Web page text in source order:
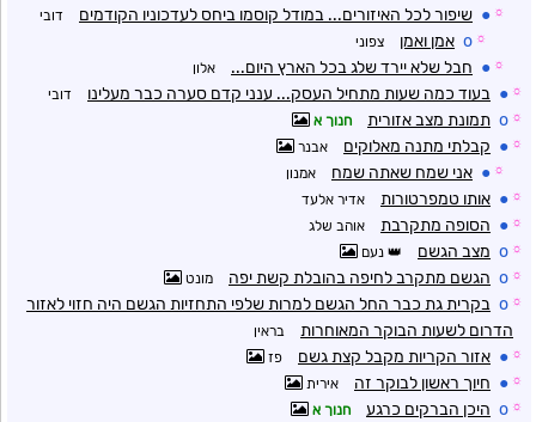
☼
● שיפור לכל האיזורים... במודל קוסמו ביחס לעדכוניו הקודמים דובי
☼
o אמן ואמן צפוני
☼
● חבל שלא יירד שלג בכל הארץ היום... אלון
☼
● בעוד כמה שעות מתחיל העסק... ענני קדם סערה כבר מעלינו דובי
☼
o תמונת מצב אזורית חנוך א
☼
● קבלתי מתנה מאלוקים אבנר
☼
● אני שמח שאתה שמח אמנון
☼
● אותו טמפרטורות אדיר אלעד
☼
● הסופה מתקרבת אוהב שלג
☼
o מצב הגשם נעם
☼
o הגשם מתקרב לחיפה בהובלת קשת יפה מונט
☼
o בקרית גת כבר החל הגשם למרות שלפי התחזיות הגשם היה חזוי לאזור
הדרום לשעות הבוקר המאוחרות
בראין
☼
● אזור הקריות מקבל קצת גשם פז
☼
● חיוך ראשון לבוקר זה אירית
☼
o היכן הברקים כרגע חנוך א